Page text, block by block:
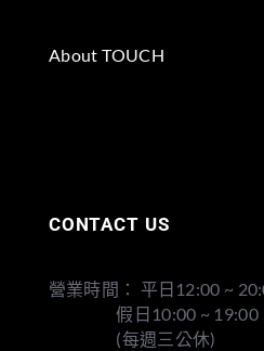
About TOUCH
CONTACT US
營業時間： 平日12:00 ~
假日10:00 ~ 19:00
(每週三公休)